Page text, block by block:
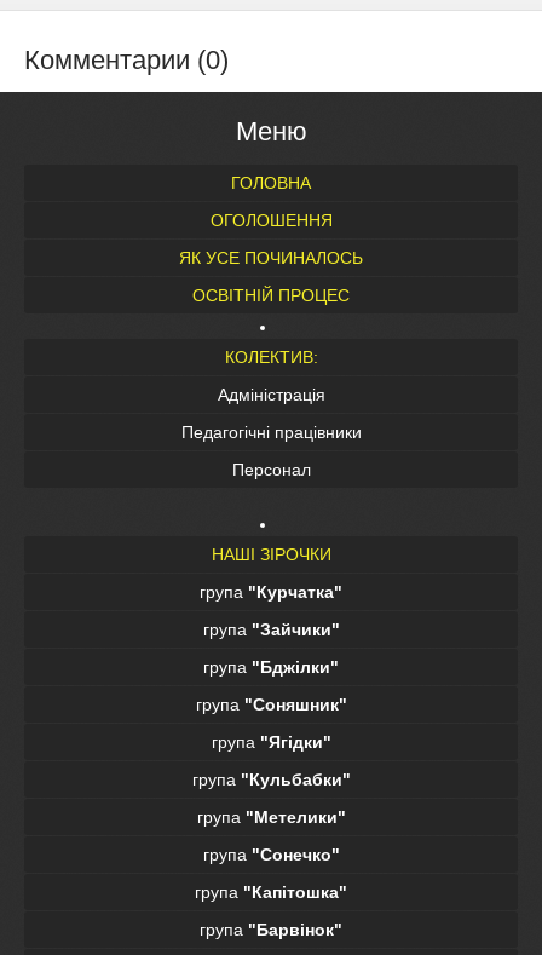
Комментарии (0)
Меню
ГОЛОВНА
ОГОЛОШЕННЯ
ЯК УСЕ ПОЧИНАЛОСЬ
ОСВІТНІЙ ПРОЦЕС
КОЛЕКТИВ:
Адміністрація
Педагогічні працівники
Персонал
НАШІ ЗІРОЧКИ
група "Курчатка"
група "Зайчики"
група "Бджілки"
група "Соняшник"
група "Ягідки"
група "Кульбабки"
група "Метелики"
група "Сонечко"
група "Капітошка"
група "Барвінок"